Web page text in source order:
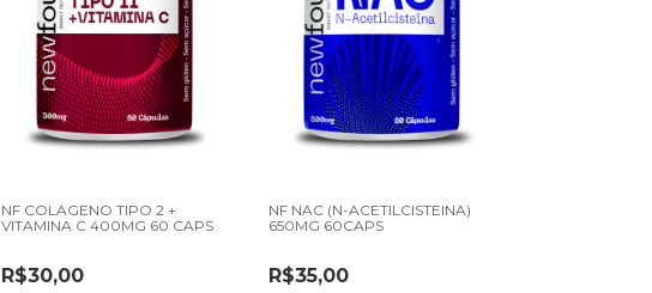
NF COLAGENO TIPO 2 +
VITAMINA C 400MG 60 CAPS
R$30,00
NF NAC (N-ACETILCISTEINA)
650MG 60CAPS
R$35,00